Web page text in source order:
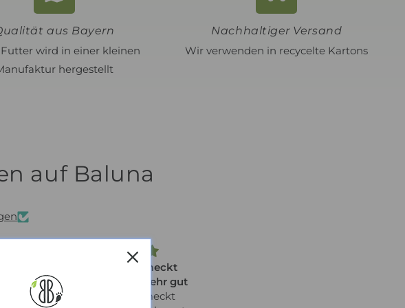
aus Bayern
wird in einer kleinen
hergestellt
Nachhaltiger Versand
Wir verwenden in recycelte Kartons
auf Baluna
Das Futter schmeckt
unserem Scottie sehr gut
Das Futter schmeckt